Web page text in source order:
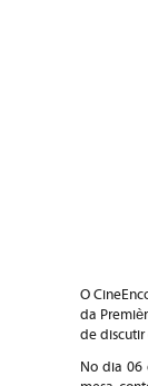
O
da
de discutir
No dia 06